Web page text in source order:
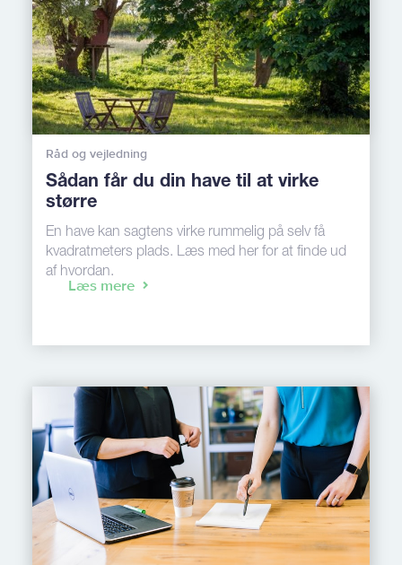
Råd og vejledning
Sådan får du din have til at virke
større
En have kan sagtens virke rummelig på selv få
kvadratmeters plads. Læs med her for at finde ud
af hvordan.
Læs mere